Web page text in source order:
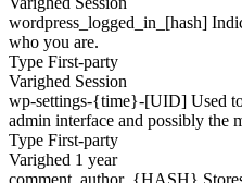
wordpress_logged_in_[hash]
who you are.
Type First-party
Varighed Session
wp-settings-{time}-[UID] Used
admin interface and possibly the
Type First-party
Varighed 1 year
comment_author_{HASH}